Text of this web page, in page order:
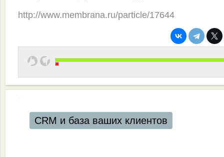
http://www.membrana.ru/particle/17644
CRM и база ваших клиентов